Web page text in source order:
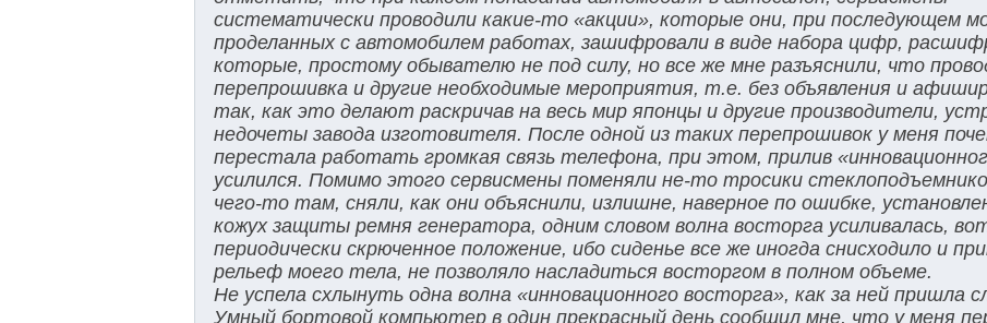
систематически проводили какие-то «акции», которые они, при последующем
проделанных с автомобилем работах, зашифровали в виде набора цифр,
которые, простому обывателю не под силу, но все же мне разъяснили, что
перепрошивка и другие необходимые мероприятия, т.е. без объявления и
так, как это делают раскричав на весь мир японцы и другие производители,
недочеты завода изготовителя. После одной из таких перепрошивок у меня
перестала работать громкая связь телефона, при этом, прилив
усилился. Помимо этого сервисмены поменяли не-то тросики
чего-то там, сняли, как они объяснили, излишне, наверное по ошибке,
кожух защиты ремня генератора, одним словом волна восторга усиливалась,
периодически скрюченное положение, ибо сиденье все же иногда снисходило и
рельеф моего тела, не позволяло насладиться восторгом в полном объеме.
Не успела схлынуть одна волна «инновационного восторга», как за ней пришла
Умный бортовой компьютер в один прекрасный день сообщил мне, что у меня